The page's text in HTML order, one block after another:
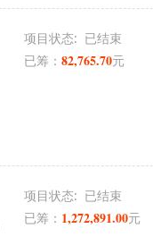
项目状态: 已结束
已筹： 82,765.70元
项目状态: 已结束
已筹： 1,272,891.00元